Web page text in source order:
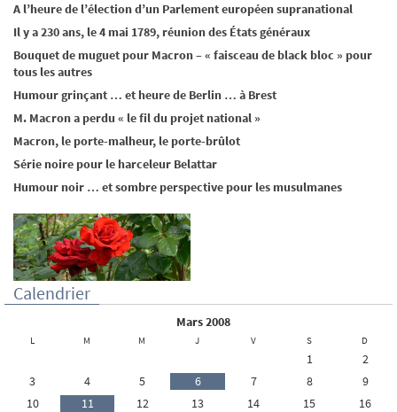
A l’heure de l’élection d’un Parlement européen supranational
Il y a 230 ans, le 4 mai 1789, réunion des États généraux
Bouquet de muguet pour Macron – « faisceau de black bloc » pour
tous les autres
Humour grinçant … et heure de Berlin … à Brest
M. Macron a perdu « le fil du projet national »
Macron, le porte-malheur, le porte-brûlot
Série noire pour le harceleur Belattar
Humour noir … et sombre perspective pour les musulmanes
Calendrier
mars 2008
L M M J V S D
1
2
3
4 5 6 7 8
9
10
11 12 13 14 15
16